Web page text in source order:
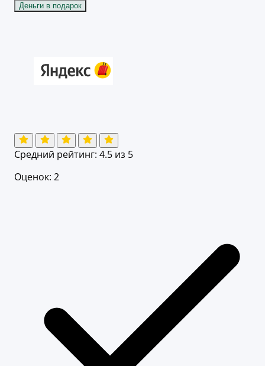
Деньги в подарок
Средний рейтинг: 4.5 из 5
Оценок: 2